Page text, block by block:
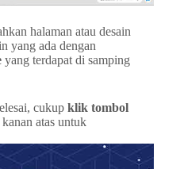
halaman atau desain
yang ada dengan
yang terdapat di samping
cukup klik tombol
atas untuk